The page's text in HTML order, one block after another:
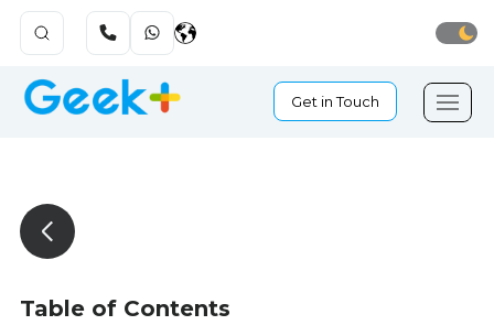
Get in Touch
Table of Contents